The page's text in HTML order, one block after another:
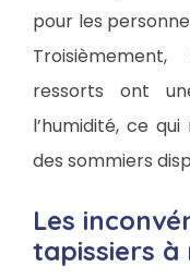
pour les
ressorts ont
l’humidité, ce
des sommiers
Les
tapissiers à